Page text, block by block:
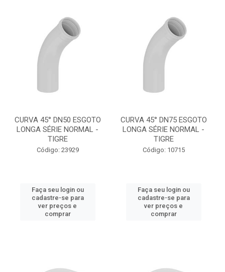
CURVA 45° DN50 ESGOTO
LONGA SÉRIE NORMAL -
TIGRE
Código: 23929
Faça seu login ou
cadastre-se para
ver preços e
comprar
CURVA 45° DN75 ESGOTO
LONGA SÉRIE NORMAL -
TIGRE
Código: 10715
Faça seu login ou
cadastre-se para
ver preços e
comprar